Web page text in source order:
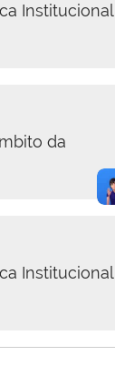
Institucional
da
Institucional